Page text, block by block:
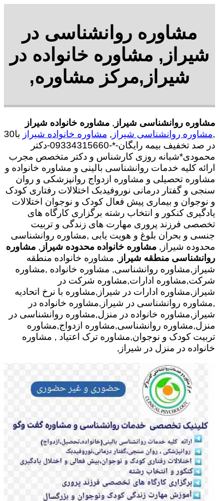
مشاوره روانشناسی در
شیراز, مشاوره خانواده در
شیراز,مرکز مشاوره,
مشاوره روانشناسی شیراز , مشاوره خانواده شیراز
,مشاوره روانشناسی شیراز , مشاوره خانواده شیراز
با30
در صد تخفیف بیمه رایگان-*-09334315660-دکتر
محمودی*شبانه روزی کارشناس و دکتر متخصص مجرب
ارائه کلیه خدمات روانشناسی بالینی و مشاوره خانواده و
مشاوره تحصیلی و مشاوره ازدواج روانپزشکی و روان
سنجی و گفتار درمانی نوروفیدبک اختلالات رفتاری کودک
و نوجوان و بیماری پیش فعال کودک و نوجوان اختلالات
یادگیری کنکور و انتخاب رشته برگزاری کارگاه های
تخصصی فرزند پروری مهارت های زندگی و تربیت
جنسی و بحران بلوغ و هویت یابی ,مشاوره روانشناسی
محدوده شیراز, مشاوره خانواده محدوده شیراز , مشاوره
روانشناسی منطقه شیراز , مشاوره خانواده منطقه
شیراز,مشاوره روانشناسی, مشاوره خانواده ,مشاوره
شرکت,مشاوره ادارات,مشاوره شرکت در
شیراز,مشاوره ادارات در شیراز,مشاوره با نرخ اتحادیه
,مشاوره روانشناسی در شیراز,مشاوره خانواده در
شیراز,مشاوره خانواده در منزل,مشاوره روانشناسی در
منزل,مشاوره روانشناسی,مشاوره ازدواج,مشاوره
تربیت کودک و نوجوان,مشاوره ترک اعتیاد , مشاوره
خانواده در منزل در شیراز,